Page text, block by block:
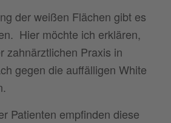
der weißen Flächen gibt es
Hier möchte ich erklären,
zahnärztlichen Praxis in
gegen die auffälligen White
Patienten empfinden diese